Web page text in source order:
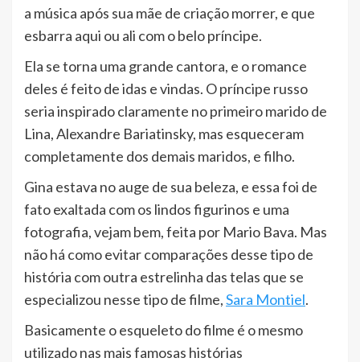
a música após sua mãe de criação morrer, e que
esbarra aqui ou ali com o belo príncipe.
Ela se torna uma grande cantora, e o romance
deles é feito de idas e vindas. O príncipe russo
seria inspirado claramente no primeiro marido de
Lina, Alexandre Bariatinsky, mas esqueceram
completamente dos demais maridos, e filho.
Gina estava no auge de sua beleza, e essa foi de
fato exaltada com os lindos figurinos e uma
fotografia, vejam bem, feita por Mario Bava. Mas
não há como evitar comparações desse tipo de
história com outra estrelinha das telas que se
especializou nesse tipo de filme,Sara Montiel.
Basicamente o esqueleto do filme é o mesmo
utilizado nas mais famosas histórias